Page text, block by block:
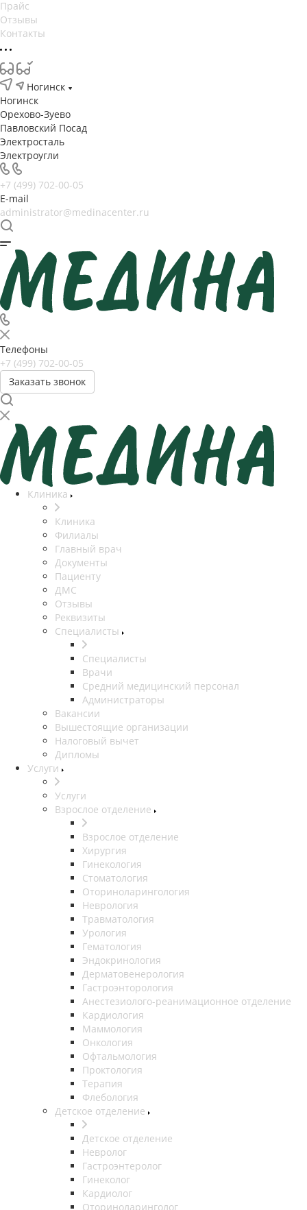
Прайс
Отзывы
Контакты
Ногинск
Ногинск
Орехово-Зуево
Павловский Посад
Электросталь
Электроугли
+7 (499) 702-00-05
E-mail
administrator@medinacenter.ru
Телефоны
+7 (499) 702-00-05
Заказать звонок
Клиника
Клиника
Филиалы
Главный врач
Документы
Пациенту
ДМС
Отзывы
Реквизиты
Специалисты
Специалисты
Врачи
Средний медицинский персонал
Администраторы
Вакансии
Вышестоящие организации
Налоговый вычет
Дипломы
Услуги
Услуги
Взрослое отделение
Взрослое отделение
Хирургия
Гинекология
Стоматология
Оториноларингология
Неврология
Травматология
Урология
Гематология
Эндокринология
Дерматовенерология
Гастроэнторология
Анестезиолого-реанимационное отделение
Кардиология
Маммология
Онкология
Офтальмология
Проктология
Терапия
Флебология
Детское отделение
Детское отделение
Невролог
Гастроэнтеролог
Гинеколог
Кардиолог
Оториноларинголог